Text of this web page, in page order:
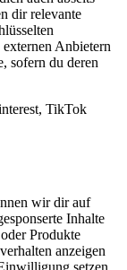
dir relevante
Anbietern
sofern du deren
TikTok
wir dir auf
Inhalte
Produkte
anzeigen
setzen